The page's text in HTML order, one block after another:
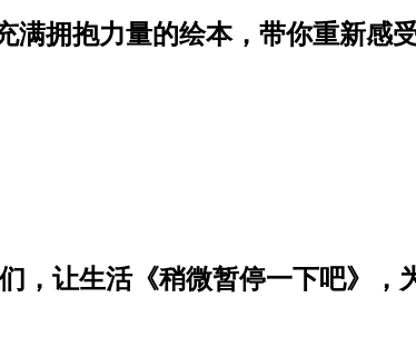
满拥抱力量的绘本，带你重新感
，让生活《稍微暂停一下吧》，